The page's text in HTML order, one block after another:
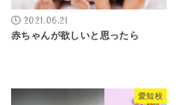
2021.06.21
赤ちゃんが欲しいと思ったら
愛知校